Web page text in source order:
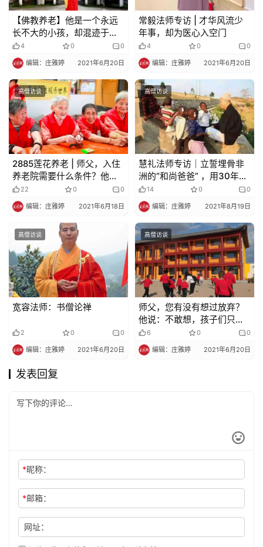
政
策
法
规
免
责
声
明
【佛教养老】他是一个永远
长不大的小孩，却混迹于老
人圈，成为老人家最爱的养
老和尚
4 0 0
编辑：庄雅婷 2021年6月20日
常毅法师专访 | 才华风流少
年事，却为医心入空门
4 0 0
编辑：庄雅婷 2021年6月20日
高僧访谈
2885莲花养老 | 师父，入住
养老院需要什么条件？他
说，无条件，来就收！
22 0 0
编辑：庄雅婷 2021年6月18日
高僧访谈
慧礼法师专访｜立誓埋骨非
洲的“和尚爸爸” ，用30年在
“黑暗大陆”开辟出一条菩提
路
14 0 0
编辑：庄雅婷 2021年8月19日
高僧访谈
宽容法师：书僧论禅
2 0 0
编辑：庄雅婷 2021年6月20日
高僧访谈
师父，您有没有想过放弃？
他说：不敢想，孩子们只有
我，我放弃了，孩子怎么
办？”
6 0 0
编辑：庄雅婷 2021年6月20日
发表回复
*昵称：
*邮箱：
网址：